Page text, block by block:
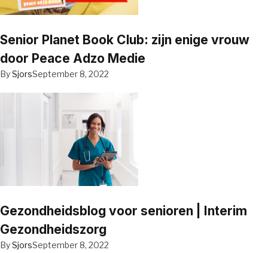
Senior Planet Book Club: zijn enige vrouw
door Peace Adzo Medie
BySjorsSeptember 8, 2022
Gezondheidsblog voor senioren | Interim
Gezondheidszorg
BySjorsSeptember 8, 2022